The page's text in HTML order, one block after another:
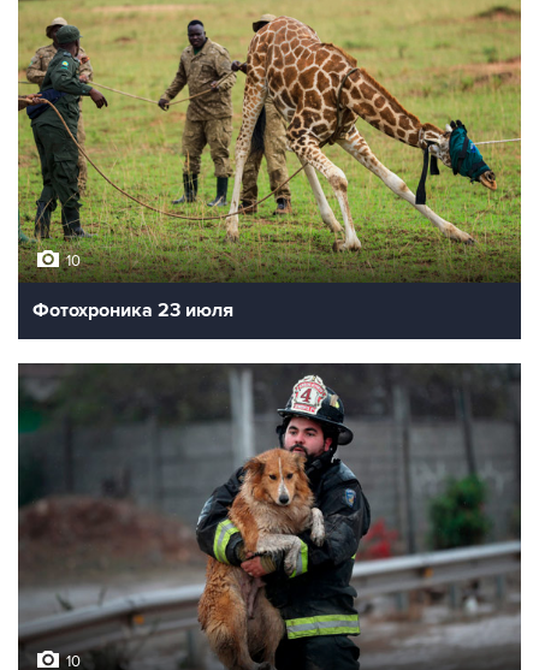
10
Фотохроника 23 июля
10